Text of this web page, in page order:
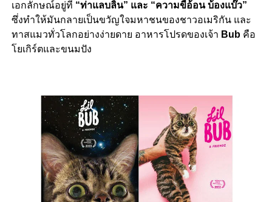
เอกลักษณ์อยู่ที่ “ท่าแลบลิ้น” และ “ความขี้อ้อน บ้องแบ๊ว”
ซึ่งทำให้มันกลายเป็นขวัญใจมหาชนของชาวอเมริกัน และ
ทาสแมวทั่วโลกอย่างง่ายดาย อาหารโปรดของเจ้า Bubคือ
โยเกิร์ตและขนมปัง